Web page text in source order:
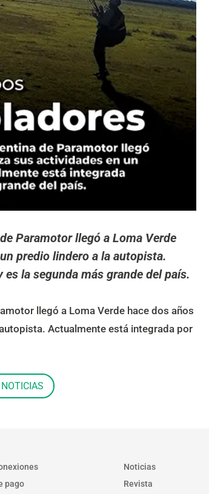
Paramotor llegó a Loma Verde
predio lindero a la autopista.
la segunda más grande del país.
llegó a Loma Verde hace dos años
Actualmente está integrada por
pago
Noticias
Revista